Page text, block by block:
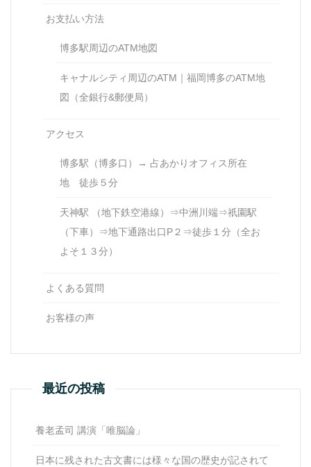
お支払い方法
博多駅周辺のATM地図
キャナルシティ周辺のATM｜福岡博多のATM地
図（全銀行&郵便局）
アクセス
博多駅（博多口）→ 占あかりオフィス所在
地 徒歩５分
天神駅 （地下鉄空港線）⇒中洲川端⇒祇園駅
（下車）⇒地下通路出口P２⇒徒歩１分（全お
よそ１３分）
よくある質問
お客様の声
最近の投稿
養老孟司 講演「唯脳論」
日本に残された古文書には様々な国の歴史が記されて